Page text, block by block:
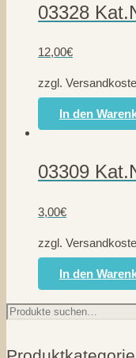
03328
12,00€
zzgl.
In den
03309
3,00€
zzgl.
In den
Suche
nach: